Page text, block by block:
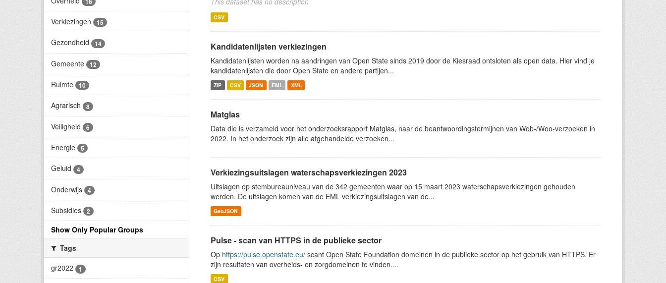
Verkiezingen 15
Gezondheid 14
Gemeente 12
Ruimte 10
Agrarisch 8
Veiligheid 6
Energie 5
Geluid 4
Onderwijs 4
Subsidies 2
Show Only Popular Groups
Tags
gr2022
1
CSV
Kandidatenlijsten verkiezingen
Kandidatenlijsten worden na aandringen van Open State sinds 2019 door de Kiesraad ontsloten als open data. Hier vind je
kandidatenlijsten die door Open State en andere partijen...
ZIP CSV JSON EML XML
Matglas
Data die is verzameld voor het onderzoeksrapport Matglas, naar de beantwoordingstermijnen van Wob-/Woo-verzoeken in
2022. In het onderzoek zijn alle afgehandelde verzoeken...
Verkiezingsuitslagen waterschapsverkiezingen 2023
Uitslagen op stembureauniveau van de 342 gemeenten waar op 15 maart 2023 waterschapsverkiezingen gehouden
werden. De uitslagen komen van de EML verkiezingsuitslagen van de...
GeoJSON
Pulse - scan van HTTPS in de publieke sector
Op https://pulse.openstate.eu/ scant Open State Foundation domeinen in de publieke sector op het gebruik van HTTPS. Er
zijn resultaten van overheids- en zorgdomeinen te vinden....
CSV